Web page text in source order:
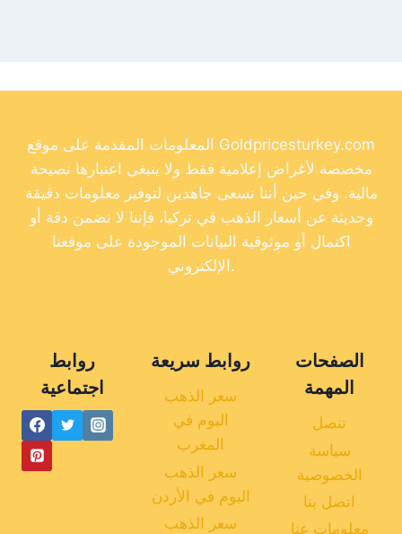
المعلومات المقدمة على موقع Goldpricesturkey.com
مخصصة لأغراض إعلامية فقط ولا ينبغي اعتبارها نصيحة
مالية. وفي حين أننا نسعى جاهدين لتوفير معلومات دقيقة
وحديثة عن أسعار الذهب في تركيا، فإننا لا نضمن دقة أو
اكتمال أو موثوقية البيانات الموجودة على موقعنا
الإلكتروني.
روابط
اجتماعية
روابط سريعة
سعر الذهب
اليوم في
المغرب
سعر الذهب
اليوم في الأردن
سعر الذهب
الصفحات
المهمة
تنصل
سياسة
الخصوصية
اتصل بنا
معلومات عنا